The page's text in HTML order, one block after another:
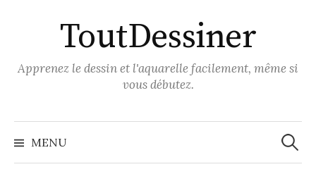
ToutDessiner
Apprenez le dessin et l'aquarelle facilement, même si
vous débutez.
MENU